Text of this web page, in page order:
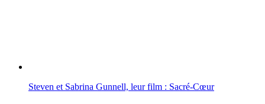
Steven et Sabrina Gunnell, leur film : Sacré-Cœur